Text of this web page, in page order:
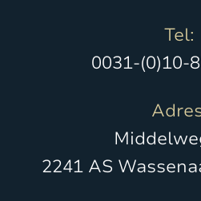
Tel:
0031-(0)10-
2241 AS